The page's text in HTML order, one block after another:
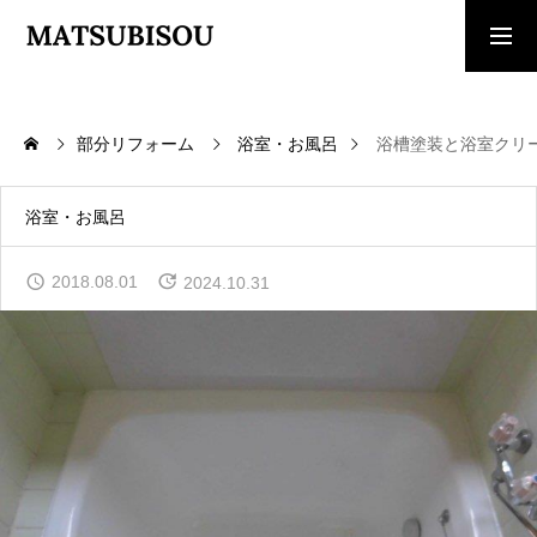
トップページ
WORKS
COMPANY
CONTACT
お問い合わせ
部分リフォーム 浴室・お風呂 浴槽塗装と浴室クリ
浴室・お風呂
2018.08.01 2024.10.31